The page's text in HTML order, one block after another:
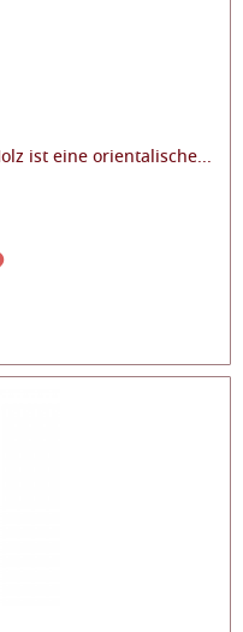
ist eine orientalische...